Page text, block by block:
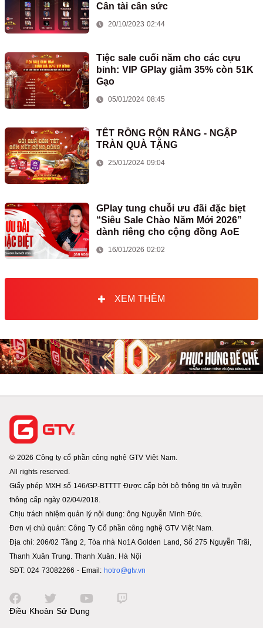
Cân tài cân sức
20/10/2023 02:44
Tiệc sale cuối năm cho các cựu
binh: VIP GPlay giảm 35% còn 51K
Gạo
05/01/2024 08:45
TẾT RỒNG RỘN RÀNG - NGẬP
TRÀN QUÀ TẶNG
25/01/2024 09:04
GPlay tung chuỗi ưu đãi đặc biẹt
“Siêu Sale Chào Năm Mới 2026”
dành riêng cho cộng đồng AoE
16/01/2026 02:02
XEM THÊM
© 2026 Công ty cổ phần công nghệ GTV Việt Nam.
All rights reserved.
Giấy phép MXH số 146/GP-BTTTT Được cấp bởi bộ thông tin và truyền
thông cấp ngày 02/04/2018.
Chịu trách nhiệm quản lý nội dung: ông Nguyễn Minh Đức.
Đơn vị chủ quản: Công Ty Cổ phần công nghệ GTV Việt Nam.
Địa chỉ: 206/02 Tầng 2, Tòa nhà No1A Golden Land, Số 275 Nguyễn Trãi,
Thanh Xuân Trung. Thanh Xuân. Hà Nội
SĐT: 024 73082266 - Email: hotro@gtv.vn
Điều Khoản Sử Dụng